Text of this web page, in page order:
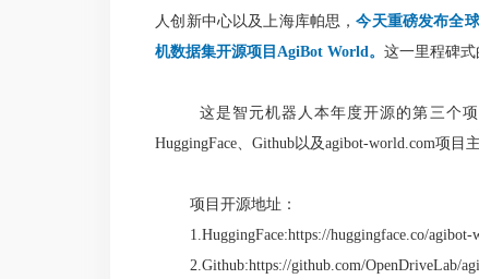
人创新中心以及上海库帕思，今天重磅发布全
机数据集开源项目AgiBot World。这一里程碑
这是智元机器人本年度开源的第三个项
HuggingFace、Github以及agibot-world.com项
项目开源地址：
1.HuggingFace:https://huggingface.co/agibot-
2.Github:https://github.com/OpenDriveLab/